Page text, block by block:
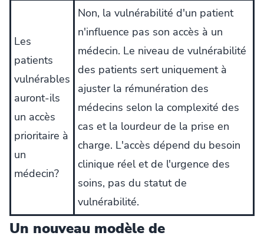
Les
patients
vulnérables
auront-ils
un accès
prioritaire à
un
médecin?
Non, la vulnérabilité d'un patient
n'influence pas son accès à un
médecin. Le niveau de vulnérabilité
des patients sert uniquement à
ajuster la rémunération des
médecins selon la complexité des
cas et la lourdeur de la prise en
charge. L'accès dépend du besoin
clinique réel et de l'urgence des
soins, pas du statut de
vulnérabilité.
Un nouveau modèle de